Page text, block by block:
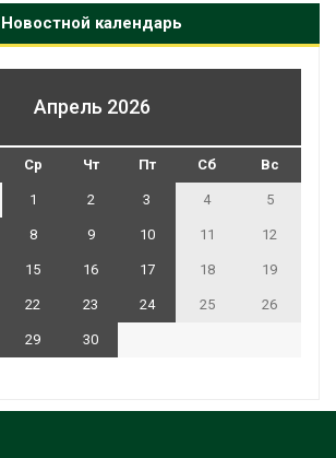
Новостной календарь
Апрель 2026
Ср Чт Пт Сб Вс
1 2 3 4 5
8 9 10 11 12
15 16 17 18 19
22 23 24 25 26
29
30